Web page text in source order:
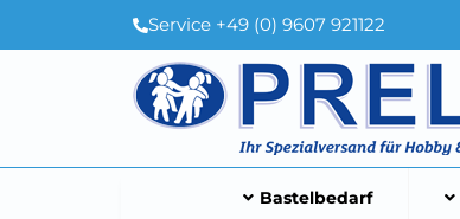
Service +49 (0) 9607 921122
Bastelbedarf